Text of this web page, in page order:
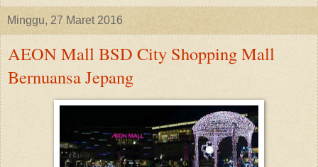
Minggu, 27 Maret 2016
AEON Mall BSD City Shopping Mall
Bernuansa Jepang